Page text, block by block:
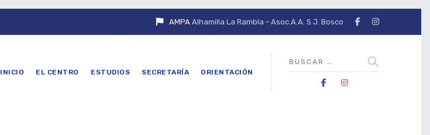
AMPA Alhamilla La Rambla - Asoc.A.A. S.J. Bosco
INICIO EL CENTRO ESTUDIOS SECRETARÍA ORIENTACIÓN